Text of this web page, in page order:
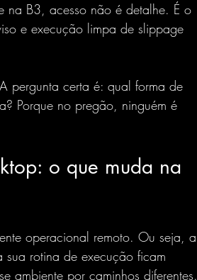
na B3, acesso não é detalhe. É o
e execução limpa de slippage
pergunta certa é: qual forma de
Porque no pregão, ninguém é
o que muda na
operacional remoto. Ou seja, a
sua rotina de execução ficam
ambiente por caminhos diferentes.